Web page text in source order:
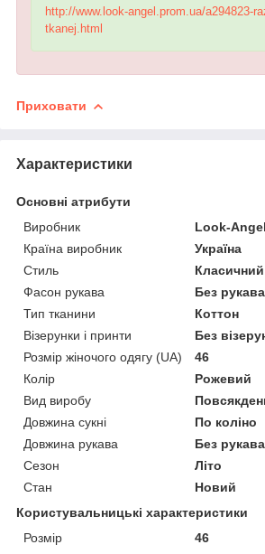
http://www.look-angel.prom.ua/a294823-
tkanej.html
Приховати
Характеристики
Основні атрибути
Виробник
Look-Angel
Країна виробник
Україна
Стиль
Класичний
Фасон рукава
Без рукава
Тип тканини
Коттон
Візерунки і принти
Без
Розмір жіночого одягу (UA)
46
Колір
Рожевий
Вид виробу
Довжина сукні
По коліно
Довжина рукава
Без рукава
Сезон
Літо
Стан
Новий
Користувальницькі характеристики
Розмір
46